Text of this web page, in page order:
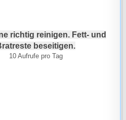
richtig reinigen. Fett- und
beseitigen.
10 Aufrufe pro Tag